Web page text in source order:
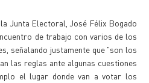
Junta Electoral, José Félix Bogado
de trabajo con varios de los
señalando justamente que "son los
las reglas ante algunas cuestiones
el lugar donde van a votar los